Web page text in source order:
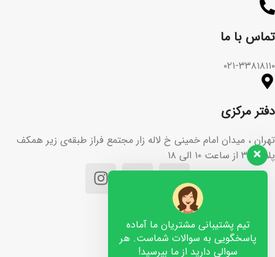
تماس با ما​
۰۲۱-۳۳۸۱۸۱۱۰
دفتر مرکزی
تهران ، میدان امام خمینی خ لاله زار مجتمع فراز طبقه‌ی زیر همکف
پلاک ۳۶ از ساعت ۱۰ الی ۱۸
تیم پشتیبانی مشتریان ما آماده
پاسخگویی به سوالات شماست. هر
سوالی دارید از ما بپرسید!